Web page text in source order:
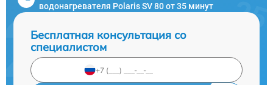
водонагревателя Polaris SV 80 от 35 минут
Бесплатная консультация со
специалистом